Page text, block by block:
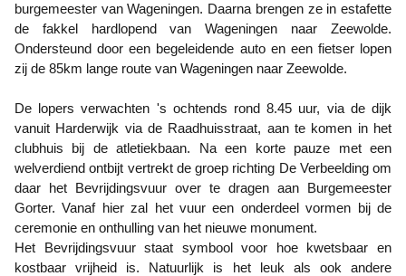
burgemeester van Wageningen. Daarna brengen ze in estafette
de fakkel hardlopend van Wageningen naar Zeewolde.
Ondersteund door een begeleidende auto en een fietser lopen
zij de 85km lange route van Wageningen naar Zeewolde.
De lopers verwachten 's ochtends rond 8.45 uur, via de dijk
vanuit Harderwijk via de Raadhuisstraat, aan te komen in het
clubhuis bij de atletiekbaan. Na een korte pauze met een
welverdiend ontbijt vertrekt de groep richting De Verbeelding om
daar het Bevrijdingsvuur over te dragen aan Burgemeester
Gorter. Vanaf hier zal het vuur een onderdeel vormen bij de
ceremonie en onthulling van het nieuwe monument.
Het Bevrijdingsvuur staat symbool voor hoe kwetsbaar en
kostbaar vrijheid is. Natuurlijk is het leuk als ook andere